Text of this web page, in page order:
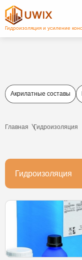
Акрилатные составы
Главная Гидроизоляция
Гидроизоляция